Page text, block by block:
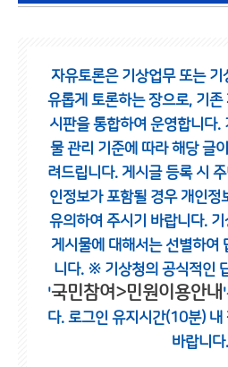
자유토론은 기상업무 또는 기
유롭게 토론하는 장으로, 기존
시판을 통합하여 운영합니다.
물 관리 기준에 따라 해당 글
려드립니다. 게시글 등록 시
인정보가 포함될 경우 개인정
유의하여 주시기 바랍니다. 기
게시물에 대해서는 선별하여
니다. ※ 기상청의 공식적인
'국민참여>민원이용안내 '
다. 로그인 유지시간(10분) 내
바랍니다.